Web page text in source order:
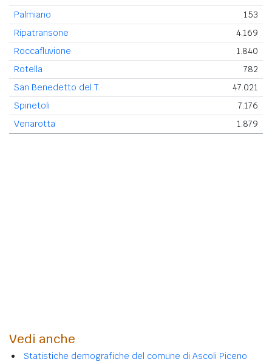
Palmiano
153
Ripatransone
4.169
Roccafluvione
1.840
Rotella
782
San Benedetto del T.
47.021
Spinetoli
7.176
Venarotta
1.879
Vedi anche
Statistiche demografiche del comune di Ascoli Piceno